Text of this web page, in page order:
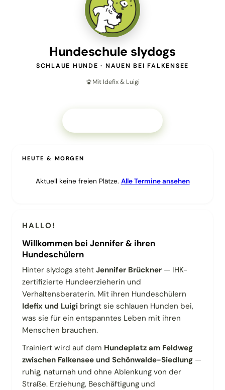
Hundeschule slydogs
SCHLAUE HUNDE · NAUEN BEI FALKENSEE
Mit Idefix & Luigi
HEUTE & MORGEN
Aktuell keine freien Plätze. Alle Termine ansehen
HALLO!
Willkommen bei Jennifer & ihren
Hundeschülern
Hinter slydogs steht Jennifer Brückner — IHK-
zertifizierte Hundeerzieherin und
Verhaltensberaterin. Mit ihren Hundeschülern
Idefix und Luigi bringt sie schlauen Hunden bei,
was sie für ein entspanntes Leben mit ihren
Menschen brauchen.
Trainiert wird auf dem Hundeplatz am Feldweg
zwischen Falkensee und Schönwalde-Siedlung —
ruhig, naturnah und ohne Ablenkung von der
Straße. Erziehung, Beschäftigung und